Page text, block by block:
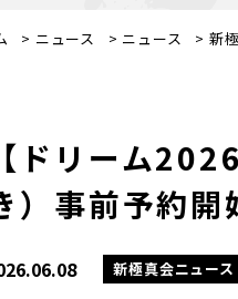
> ニュース > ニュース >新
【ドリーム
）事前予約
新極真会ニュース